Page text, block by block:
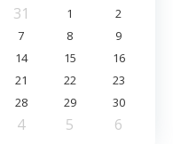
31 1
2
7 8
9
14 15
16
21 22
23
28 29
30
4 5 6